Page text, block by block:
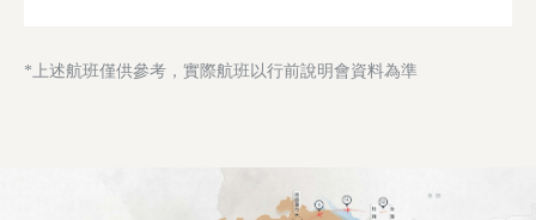
*上述航班僅供參考，實際航班以行前說明會資料為準